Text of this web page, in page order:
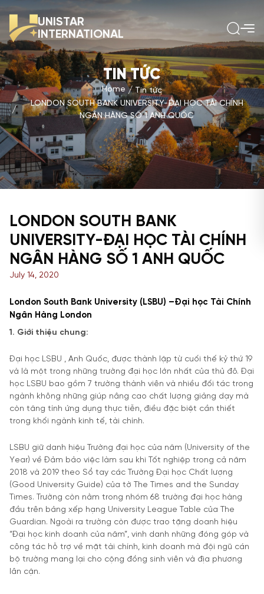
UNISTAR
INTERNATIONAL
TIN TỨC
Home
Tin tức
LONDON SOUTH BANK UNIVERSITY-ĐẠI HỌC TÀI CHÍNH
NGÂN HÀNG SỐ 1 ANH QUỐC
LONDON SOUTH BANK
UNIVERSITY-ĐẠI HỌC TÀI CHÍNH
NGÂN HÀNG SỐ 1 ANH QUỐC
July 14, 2020
London South Bank University (LSBU) –Đại học Tài Chính
Ngân Hàng London
1. Giới thiệu chung:
Đại học LSBU , Anh Quốc, được thành lập từ cuối thế kỷ thứ 19
và là một trong những trường đại học lớn nhất của thủ đô. Đại
học LSBU bao gồm 7 trường thành viên và nhiều đối tác trong
ngành không những giúp nâng cao chất lượng giảng dạy mà
còn tăng tính ứng dụng thực tiễn, điều đặc biệt cần thiết
trong khối ngành kinh tế, tài chính.
LSBU giữ danh hiệu Trường đại học của năm (University of the
Year) về Đảm bảo việc làm sau khi Tốt nghiệp trong cả năm
2018 và 2019 theo Sổ tay các Trường Đại học Chất lượng
(Good University Guide) của tờ The Times and the Sunday
Times. Trường còn nằm trong nhóm 68 trường đại học hàng
đầu trên bảng xếp hạng University League Table của The
Guardian. Ngoài ra trường còn được trao tặng doanh hiệu
“Đại học kinh doanh của năm”, vinh danh những đóng góp và
công tác hỗ trợ về mặt tài chính, kinh doanh mà đội ngũ cán
bộ trường mang lại cho cộng đồng sinh viên và địa phương
lân cận.